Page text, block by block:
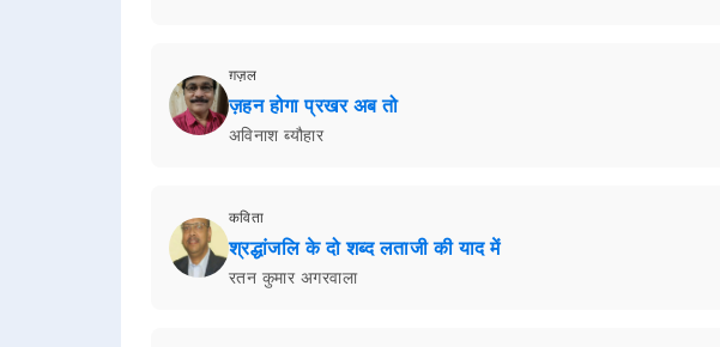
ग़ज़ल
ज़हन होगा प्रखर अब तो
अविनाश ब्यौहार
कविता
श्रद्धांजलि के दो शब्द लताजी की याद में
रतन कुमार अगरवाला